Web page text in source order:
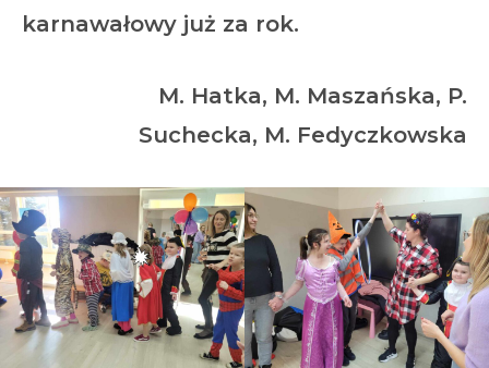
karnawałowy już za rok.
M. Hatka, M. Maszańska, P.
Suchecka, M. Fedyczkowska